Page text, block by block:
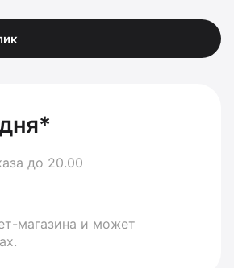
до 20.00
магазина и может